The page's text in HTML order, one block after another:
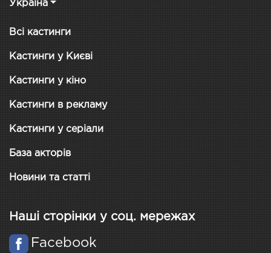
Україна
Всі кастинги
Кастинги у Києві
Кастинги у кіно
Кастинги в рекламу
Кастинги у серіали
База акторів
Новини та статті
Наші сторінки у соц. мережах
Facebook